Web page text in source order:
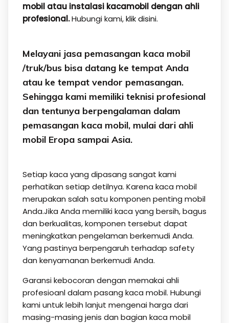
mobil atau instalasi kacamobil dengan ahli
profesional.Hubungi kami,klik disini.
Melayani jasa pemasangan kaca mobil
/truk/bus bisa datang ke tempat Anda
atau ke tempat vendor pemasangan.
Sehingga kami memiliki teknisi profesional
dan tentunya berpengalaman dalam
pemasangan kaca mobil, mulai dari ahli
mobil Eropa sampai Asia.
Setiap kaca yang dipasang sangat kami
perhatikan setiap detilnya. Karena kaca mobil
merupakan salah satu komponen penting mobil
Anda.Jika Anda memiliki kaca yang bersih, bagus
dan berkualitas, komponen tersebut dapat
meningkatkan pengelaman berkemudi Anda.
Yang pastinya berpengaruh terhadap safety
dan kenyamanan berkemudi Anda.
Garansi kebocoran dengan memakai ahli
profesioanl dalam pasang kaca mobil. Hubungi
kami untuk lebih lanjut mengenai harga dari
masing-masing jenis dan bagian kaca mobil